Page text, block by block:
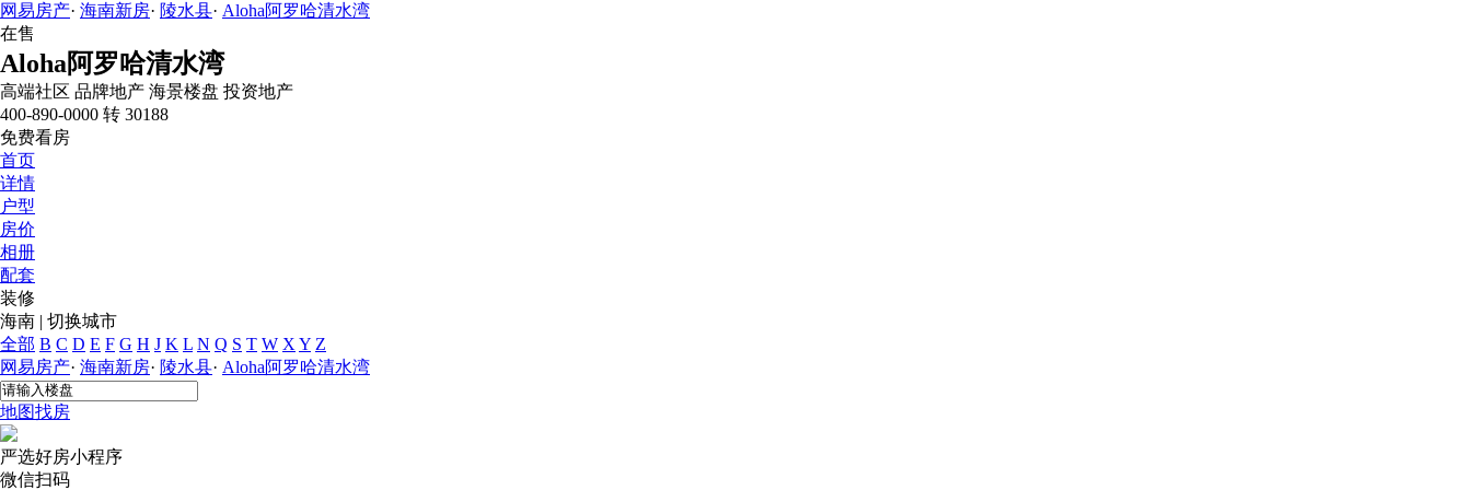
网易房产· 海南新房· 陵水县· Aloha阿罗哈清水湾
在售
Aloha阿罗哈清水湾
高端社区 品牌地产 海景楼盘 投资地产
400-890-0000 转 30188
免费看房
首页
详情
户型
房价
相册
配套
装修
海南 | 切换城市
全部 B C D E F G H J K L N Q S T W X Y Z
网易房产· 海南新房· 陵水县· Aloha阿罗哈清水湾
地图找房
严选好房小程序
微信扫码